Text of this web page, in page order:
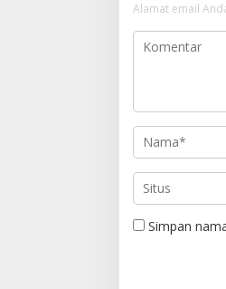
Alamat email
Simpan